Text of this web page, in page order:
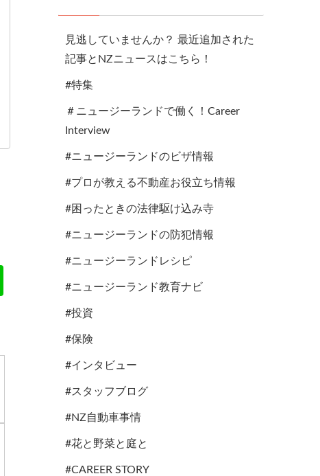
見逃していませんか？ 最近追加された
記事とNZニュースはこちら！
#特集
＃ニュージーランドで働く！Career
Interview
#ニュージーランドのビザ情報
#プロが教える不動産お役立ち情報
#困ったときの法律駆け込み寺
#ニュージーランドの防犯情報
#ニュージーランドレシピ
#ニュージーランド教育ナビ
#投資
#保険
#インタビュー
#スタッフブログ
#NZ自動車事情
#花と野菜と庭と
#CAREER STORY